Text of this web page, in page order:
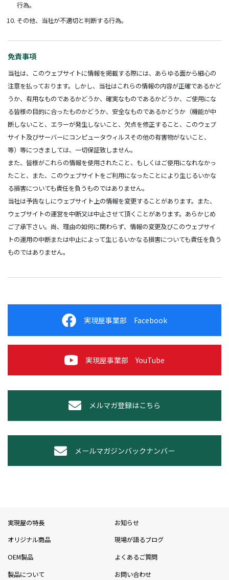
行為。
その他、当社が不適切と判断する行為。
免責事項
当社は、このウェブサイトに情報を掲載する際には、あらゆる面から細心の
注意を払っております。しかし、当社はこれらの情報の内容が正確であるかど
うか、有用なものであるかどうか、確実なものであるかどうか、ご使用にな
る皆様の目的に合ったものかどうか、安全なものであるかどうか（機能が中
断しないこと、エラーが発生しないこと、欠点を修正すること、このウェブ
サイト及びサーバーにコンピュータウィルスその他の有害物がないこと、
等）等につきましては、一切保証致しません。
また、皆様がこれらの情報を使用されたこと、もしくはご使用になれなかっ
たこと、また、このウェブサイトをご利用になったことにより生じるいかな
る損害についても責任を負うものではありません。
当社は予告なしにウェブサイト上の情報を変更することがあります。また、
ウェブサイトの運営を中断又は中止させて頂くことがあります。あらかじめ
ご了承下さい。尚、理由の如何に関わらず、情報の変更及びこのウェブサイ
トの運用の中断または中止によって生じるいかなる損害についても責任を負う
ものではありません。
実現屋事業部 Facebook
実現屋事業部 YouTube
メルマガ登録はこちら
メールマガジンバックナンバー
実現屋の特長
オリジナル商品
OEM製品
製品について
お知らせ
現場が語るブログ
よくあるご質問
お問い合わせ